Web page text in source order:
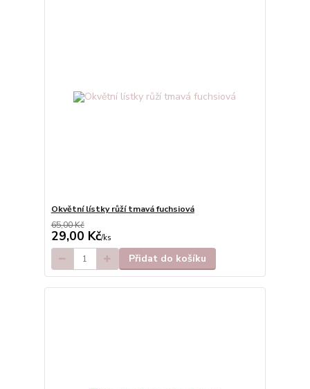
Okvětní lístky růží tmavá fuchsiová
65,00 Kč
29,00 Kč/ks
Přidat do košíku